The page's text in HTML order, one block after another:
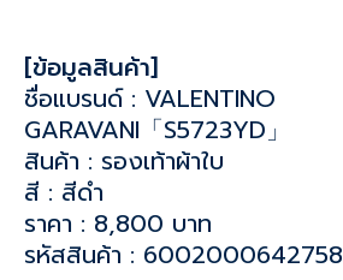
[ข้อมูลสินค้า]
ชื่อแบรนด์ : VALENTINO
GARAVANI「S5723YD」
สินค้า : รองเท้าผ้าใบ
สี : สีดำ
ราคา : 8,800 บาท
รหัสสินค้า : 6002000642758